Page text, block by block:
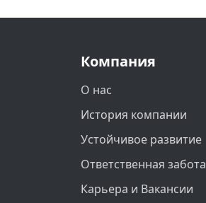
Компания
О нас
История компании
Устойчивое развитие
Ответственная забота
Карьера и Вакансии